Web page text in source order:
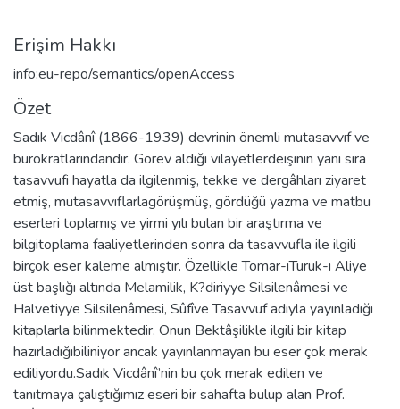
Erişim Hakkı
info:eu-repo/semantics/openAccess
Özet
Sadık Vicdânî (1866-1939) devrinin önemli mutasavvıf ve
bürokratlarındandır. Görev aldığı vilayetlerdeişinin yanı sıra
tasavvufi hayatla da ilgilenmiş, tekke ve dergâhları ziyaret
etmiş, mutasavvıflarlagörüşmüş, gördüğü yazma ve matbu
eserleri toplamış ve yirmi yılı bulan bir araştırma ve
bilgitoplama faaliyetlerinden sonra da tasavvufla ile ilgili
birçok eser kaleme almıştır. Özellikle Tomar-ıTuruk-ı Aliye
üst başlığı altında Melamilik, K?diriyye Silsilenâmesi ve
Halvetiyye Silsilenâmesi, Sûfîve Tasavvuf adıyla yayınladığı
kitaplarla bilinmektedir. Onun Bektâşilikle ilgili bir kitap
hazırladığıbiliniyor ancak yayınlanmayan bu eser çok merak
ediliyordu.Sadık Vicdânî’nin bu çok merak edilen ve
tanıtmaya çalıştığımız eseri bir sahafta bulup alan Prof.